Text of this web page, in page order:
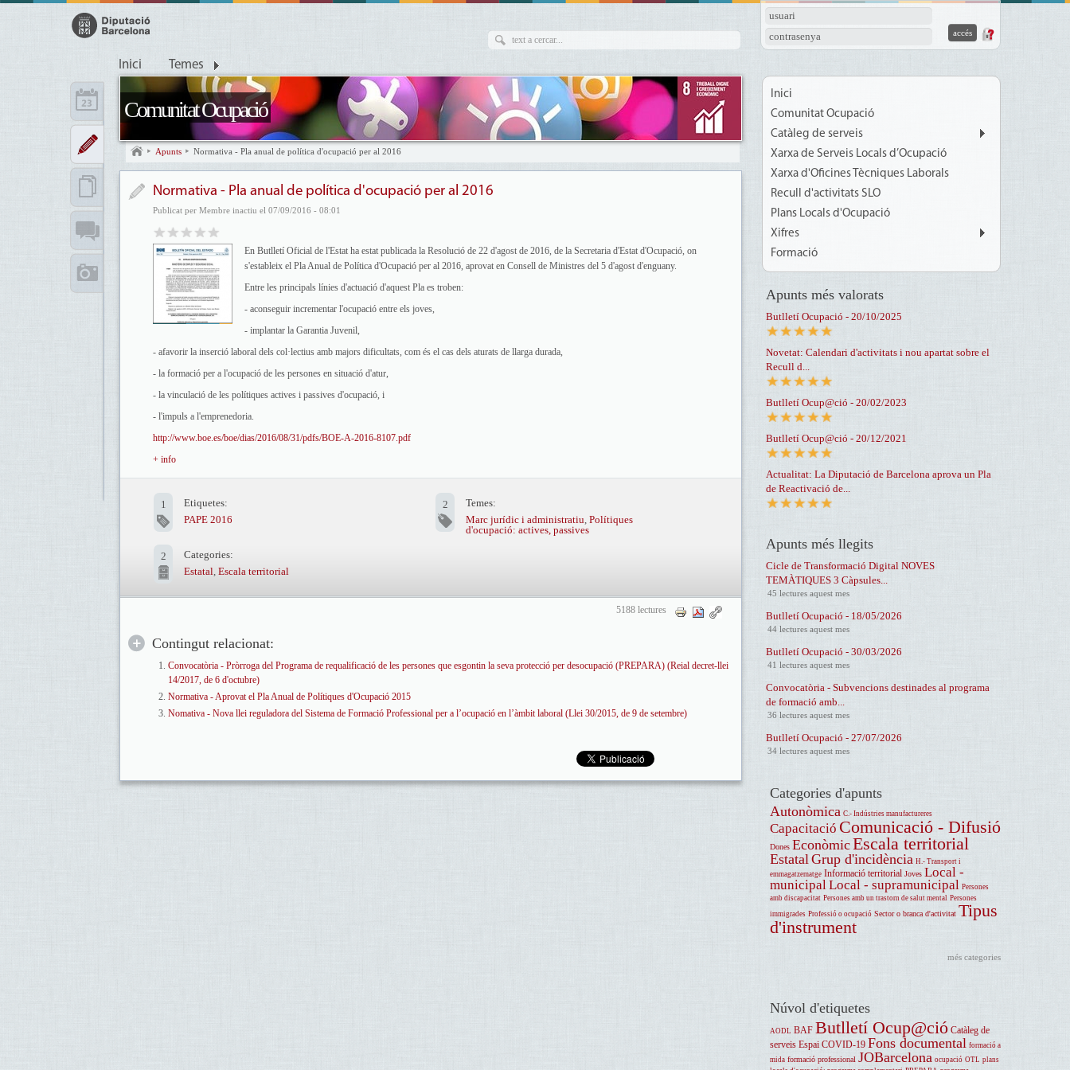
usuari
contrasenya
Inici Temes
Comunitat Ocupació
Apunts Normativa - Pla anual de política d'ocupació per al 2016
Normativa - Pla anual de política d'ocupació per al 2016
Publicat per Membre inactiu el 07/09/2016 - 08:01
En Butlletí Oficial de l'Estat ha estat publicada la Resolució de 22 d'agost de 2016, de la Secretaria d'Estat d'Ocupació, on
s'estableix el Pla Anual de Política d'Ocupació per al 2016, aprovat en Consell de Ministres del 5 d'agost d'enguany.
Entre les principals línies d'actuació d'aquest Pla es troben:
- aconseguir incrementar l'ocupació entre els joves,
- implantar la Garantia Juvenil,
- afavorir la inserció laboral dels col·lectius amb majors dificultats, com és el cas dels aturats de llarga durada,
- la formació per a l'ocupació de les persones en situació d'atur,
- la vinculació de les polítiques actives i passives d'ocupació, i
- l'impuls a l'emprenedoria.
http://www.boe.es/boe/dias/2016/08/31/pdfs/BOE-A-2016-8107.pdf
+ info
1
Etiquetes:
PAPE 2016
2
Temes:
Marc jurídic i administratiu, Polítiques
d'ocupació: actives, passives
2
Categories:
Estatal, Escala territorial
5188 lectures
Contingut relacionat:
Convocatòria - Pròrroga del Programa de requalificació de les persones que esgontin la seva protecció per desocupació (PREPARA) (Reial decret-llei
14/2017, de 6 d'octubre)
Normativa - Aprovat el Pla Anual de Polítiques d'Ocupació 2015
Nomativa - Nova llei reguladora del Sistema de Formació Professional per a l’ocupació en l’àmbit laboral (Llei 30/2015, de 9 de setembre)
Inici
Comunitat Ocupació
Catàleg de serveis
Xarxa de Serveis Locals d’Ocupació
Xarxa d'Oficines Tècniques Laborals
Recull d'activitats SLO
Plans Locals d'Ocupació
Xifres
Formació
Apunts més valorats
Butlletí Ocupació - 20/10/2025
Novetat: Calendari d'activitats i nou apartat sobre el
Recull d...
Butlletí Ocup@ció - 20/02/2023
Butlletí Ocup@ció - 20/12/2021
Actualitat: La Diputació de Barcelona aprova un Pla
de Reactivació de...
Apunts més llegits
Cicle de Transformació Digital NOVES
TEMÀTIQUES 3 Càpsules...
45 lectures aquest mes
Butlletí Ocupació - 18/05/2026
44 lectures aquest mes
Butlletí Ocupació - 30/03/2026
41 lectures aquest mes
Convocatòria - Subvencions destinades al programa
de formació amb...
36 lectures aquest mes
Butlletí Ocupació - 27/07/2026
34 lectures aquest mes
Categories d'apunts
Autonòmica C.- Indústries manufactureres
Capacitació Comunicació - Difusió
Dones EconòmicEscala territorial
EstatalGrup d'incidència H.- Transport i
emmagatzematge Informació territorial Joves Local -
municipalLocal - supramunicipal Persones
amb discapacitat Persones amb un trastorn de salut mental Persones
immigrades Professió o ocupació Sector o branca d'activitat Tipus
d'instrument
més categories
Núvol d'etiquetes
AODL BAF Butlletí Ocup@ció Catàleg de
serveis Espai COVID-19 Fons documental formació a
mida formació professional JOBarcelona ocupació OTL plans